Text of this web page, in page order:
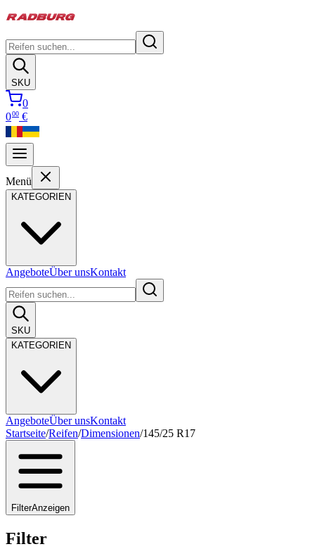
SKU
0
000 €
Menü
KATEGORIEN
AngeboteÜber unsKontakt
SKU
KATEGORIEN
AngeboteÜber unsKontakt
Startseite/Reifen/Dimensionen/145/25 R17
FilterAnzeigen
Filter